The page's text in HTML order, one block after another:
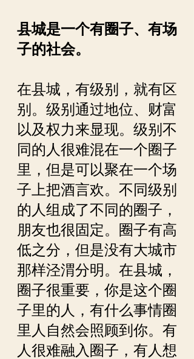
县城是一个有圈子、有场
子的社会。
在县城，有级别，就有区
别。级别通过地位、财富
以及权力来显现。级别不
同的人很难混在一个圈子
里，但是可以聚在一个场
子上把酒言欢。不同级别
的人组成了不同的圈子，
朋友也很固定。圈子有高
低之分，但是没有大城市
那样泾渭分明。在县城，
圈子很重要，你是这个圈
子里的人，有什么事情圈
里人自然会照顾到你。有
人很难融入圈子，有人想